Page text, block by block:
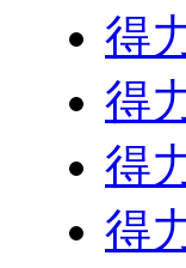
得
得
得
得